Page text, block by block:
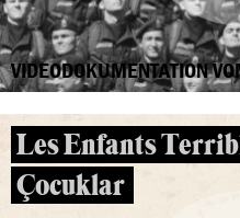
VIDEODOKUMENTATION
Les Enfants
Çocuklar